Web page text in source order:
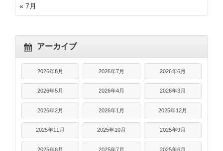
« 7月
アーカイブ
2026年8月 2026年7月 2026年6月
2026年5月 2026年4月 2026年3月
2026年2月 2026年1月 2025年12月
2025年11月 2025年10月 2025年9月
2025年8月 2025年7月 2025年6月